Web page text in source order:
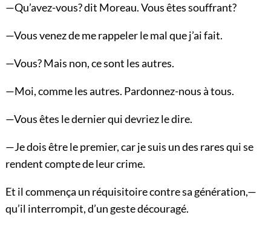
—Qu’avez-vous? dit Moreau. Vous êtes souffrant?
—Vous venez de me rappeler le mal que j’ai fait.
—Vous? Mais non, ce sont les autres.
—Moi, comme les autres. Pardonnez-nous à tous.
—Vous êtes le dernier qui devriez le dire.
—Je dois être le premier, car je suis un des rares qui se
rendent compte de leur crime.
Et il commença un réquisitoire contre sa génération,—
qu’il interrompit, d’un geste découragé.